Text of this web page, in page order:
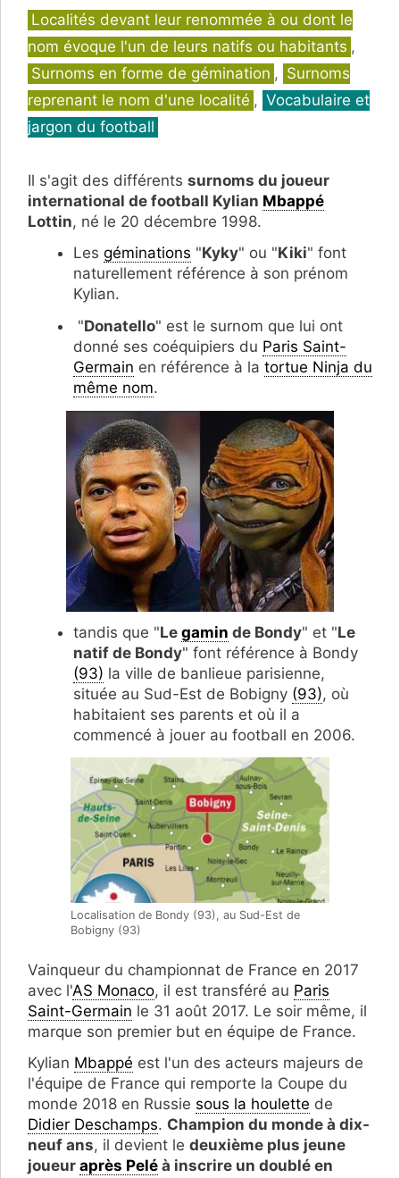
Catégories
Localités devant leur renommée à ou dont le
nom évoque l'un de leurs natifs ou habitants ,
Surnoms en forme de gémination , Surnoms
reprenant le nom d'une localité , Vocabulaire et
jargon du football
Il s'agit des différents surnoms du joueur
international de football Kylian Mbappé
Lottin, né le 20 décembre 1998.
Les géminations "Kyky" ou "Kiki" font
naturellement référence à son prénom
Kylian.
"Donatello" est le surnom que lui ont
donné ses coéquipiers du Paris Saint-
Germain en référence à la tortue Ninja du
même nom.
tandis que "Le gamin de Bondy" et "Le
natif de Bondy" font référence à Bondy
(93) la ville de banlieue parisienne,
située au Sud-Est de Bobigny (93), où
habitaient ses parents et où il a
commencé à jouer au football en 2006.
Localisation de Bondy (93), au Sud-Est de
Bobigny (93)
Vainqueur du championnat de France en 2017
avec l'AS Monaco, il est transféré au Paris
Saint-Germain le 31 août 2017. Le soir même, il
marque son premier but en équipe de France.
Kylian Mbappé est l'un des acteurs majeurs de
l'équipe de France qui remporte la Coupe du
monde 2018 en Russie sous la houlette de
Didier Deschamps. Champion du monde à dix-
neuf ans, il devient le deuxième plus jeune
joueur après Pelé à inscrire un doublé en